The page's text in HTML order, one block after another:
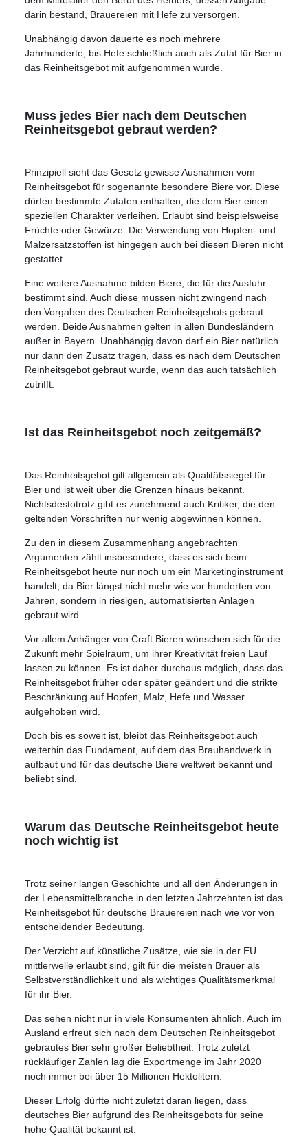
darin bestand, Brauereien mit Hefe zu versorgen.
Unabhängig davon dauerte es noch mehrere
Jahrhunderte, bis Hefe schließlich auch als Zutat für Bier in
das Reinheitsgebot mit aufgenommen wurde.
Muss jedes Bier nach dem Deutschen
Reinheitsgebot gebraut werden?
Prinzipiell sieht das Gesetz gewisse Ausnahmen vom
Reinheitsgebot für sogenannte besondere Biere vor. Diese
dürfen bestimmte Zutaten enthalten, die dem Bier einen
speziellen Charakter verleihen. Erlaubt sind beispielsweise
Früchte oder Gewürze. Die Verwendung von Hopfen- und
Malzersatzstoffen ist hingegen auch bei diesen Bieren nicht
gestattet.
Eine weitere Ausnahme bilden Biere, die für die Ausfuhr
bestimmt sind. Auch diese müssen nicht zwingend nach
den Vorgaben des Deutschen Reinheitsgebots gebraut
werden. Beide Ausnahmen gelten in allen Bundesländern
außer in Bayern. Unabhängig davon darf ein Bier natürlich
nur dann den Zusatz tragen, dass es nach dem Deutschen
Reinheitsgebot gebraut wurde, wenn das auch tatsächlich
zutrifft.
Ist das Reinheitsgebot noch zeitgemäß?
Das Reinheitsgebot gilt allgemein als Qualitätssiegel für
Bier und ist weit über die Grenzen hinaus bekannt.
Nichtsdestotrotz gibt es zunehmend auch Kritiker, die den
geltenden Vorschriften nur wenig abgewinnen können.
Zu den in diesem Zusammenhang angebrachten
Argumenten zählt insbesondere, dass es sich beim
Reinheitsgebot heute nur noch um ein Marketinginstrument
handelt, da Bier längst nicht mehr wie vor hunderten von
Jahren, sondern in riesigen, automatisierten Anlagen
gebraut wird.
Vor allem Anhänger von Craft Bieren wünschen sich für die
Zukunft mehr Spielraum, um ihrer Kreativität freien Lauf
lassen zu können. Es ist daher durchaus möglich, dass das
Reinheitsgebot früher oder später geändert und die strikte
Beschränkung auf Hopfen, Malz, Hefe und Wasser
aufgehoben wird.
Doch bis es soweit ist, bleibt das Reinheitsgebot auch
weiterhin das Fundament, auf dem das Brauhandwerk in
aufbaut und für das deutsche Biere weltweit bekannt und
beliebt sind.
Warum das Deutsche Reinheitsgebot heute
noch wichtig ist
Trotz seiner langen Geschichte und all den Änderungen in
der Lebensmittelbranche in den letzten Jahrzehnten ist das
Reinheitsgebot für deutsche Brauereien nach wie vor von
entscheidender Bedeutung.
Der Verzicht auf künstliche Zusätze, wie sie in der EU
mittlerweile erlaubt sind, gilt für die meisten Brauer als
Selbstverständlichkeit und als wichtiges Qualitätsmerkmal
für ihr Bier.
Das sehen nicht nur in viele Konsumenten ähnlich. Auch im
Ausland erfreut sich nach dem Deutschen Reinheitsgebot
gebrautes Bier sehr großer Beliebtheit. Trotz zuletzt
rückläufiger Zahlen lag die Exportmenge im Jahr 2020
noch immer bei über 15 Millionen Hektolitern.
Dieser Erfolg dürfte nicht zuletzt daran liegen, dass
deutsches Bier aufgrund des Reinheitsgebots für seine
hohe Qualität bekannt ist.